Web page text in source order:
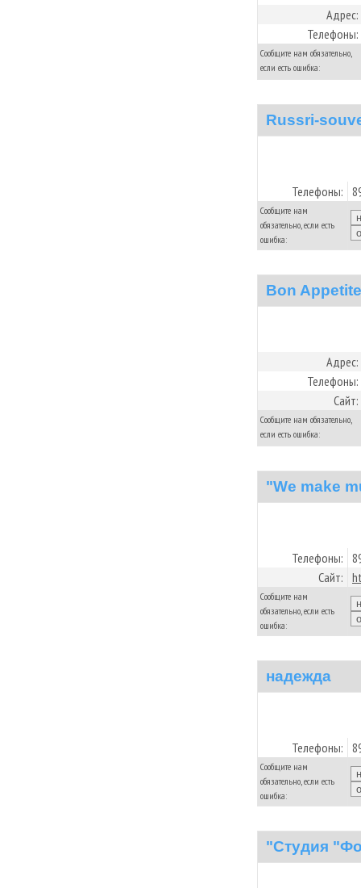
Адрес:
Телефоны:
Сообщите нам обязательно,
если есть ошибка:
Russri-
Телефоны:
Сообщите нам
обязательно, если есть
ошибка:
Bon Appetite
Адрес:
Телефоны:
Сайт:
Сообщите нам обязательно,
если есть ошибка:
"We make
Телефоны:
Сайт:
Сообщите нам
обязательно, если есть
ошибка:
надежда
Телефоны:
Сообщите нам
обязательно, если есть
ошибка:
"Cтудия